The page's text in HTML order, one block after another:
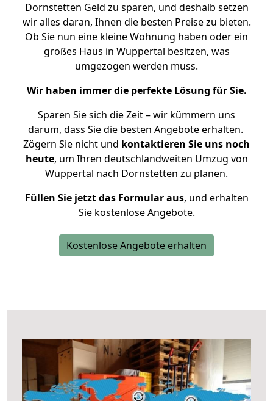
Dornstetten Geld zu sparen, und deshalb setzen
wir alles daran, Ihnen die besten Preise zu bieten.
Ob Sie nun eine kleine Wohnung haben oder ein
großes Haus in Wuppertal besitzen, was
umgezogen werden muss.
Wir haben immer die perfekte Lösung für Sie.
Sparen Sie sich die Zeit – wir kümmern uns
darum, dass Sie die besten Angebote erhalten.
Zögern Sie nicht und kontaktieren Sie uns noch
heute, um Ihren deutschlandweiten Umzug von
Wuppertal nach Dornstetten zu planen.
Füllen Sie jetzt das Formular aus, und erhalten
Sie kostenlose Angebote.
Kostenlose Angebote erhalten